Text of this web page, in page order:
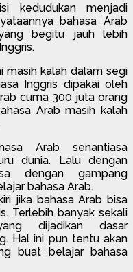
kedudukan menjadi
bahasa Arab
begitu jauh lebih
masih kalah dalam segi
Inggris dipakai oleh
cuma 300 juta orang
Arab masih kalah
Arab senantiasa
dunia. Lalu dengan
dengan gampang
bahasa Arab.
jika bahasa Arab bisa
Terlebih banyak sekali
dijadikan dasar
Hal ini pun tentu akan
buat belajar bahasa